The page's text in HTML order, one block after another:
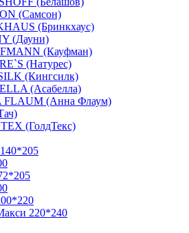
(Самсон)
(Бринкхаус)
(Дауни)
(Кауфман)
(Натурес)
(Кингсилк)
(Асабелла)
FLAUM (Анна Флаум)
(ГолдТекс)
220*240